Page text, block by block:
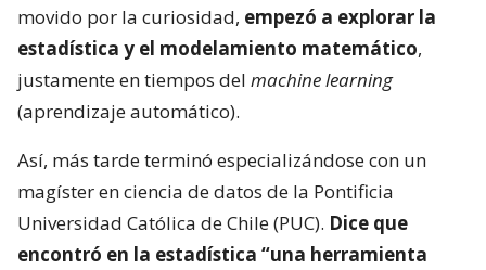
movido por la curiosidad, empezó a explorar la
estadística y el modelamiento matemático,
justamente en tiempos del machine learning
(aprendizaje automático).
Así, más tarde terminó especializándose con un
magíster en ciencia de datos de la Pontificia
Universidad Católica de Chile (PUC). Dice que
encontró en la estadística “una herramienta